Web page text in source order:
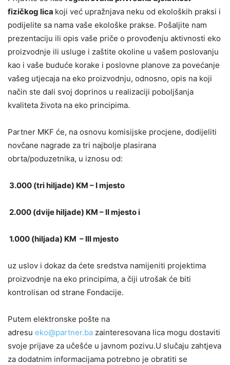
fizičkog lica koji već upražnjava neku od ekoloških praksi i
podijelite sa nama vaše ekološke prakse. Pošaljite nam
prezentaciju ili opis vaše priče o provođenju aktivnosti eko
proizvodnje ili usluge i zaštite okoline u vašem poslovanju
kao i vaše buduće korake i poslovne planove za povećanje
vašeg utjecaja na eko proizvodnju, odnosno, opis na koji
način ste dali svoj doprinos u realizaciji poboljšanja
kvaliteta života na eko principima.
Partner MKF će, na osnovu komisijske procjene, dodijeliti
novčane nagrade za tri najbolje plasirana
obrta/poduzetnika, u iznosu od:
3.000 (tri hiljade) KM – I mjesto
2.000 (dvije hiljade) KM – II mjesto i
1.000 (hiljada) KM – III mjesto
uz uslov i dokaz da ćete sredstva namijeniti projektima
proizvodnje na eko principima, a čiji utrošak će biti
kontrolisan od strane Fondacije.
Putem elektronske pošte na
adresu eko@partner.ba zainteresovana lica mogu dostaviti
svoje prijave za učešće u javnom pozivu.U slučaju zahtjeva
za dodatnim informacijama potrebno je obratiti se